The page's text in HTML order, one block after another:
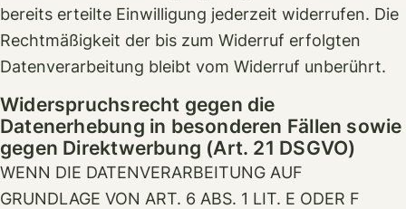
bereits erteilte Einwilligung jederzeit widerrufen. Die
Rechtmäßigkeit der bis zum Widerruf erfolgten
Datenverarbeitung bleibt vom Widerruf unberührt.
Widerspruchsrecht gegen die
Datenerhebung in besonderen Fällen sowie
gegen Direktwerbung (Art. 21 DSGVO)
WENN DIE DATENVERARBEITUNG AUF
GRUNDLAGE VON ART. 6 ABS. 1 LIT. E ODER F